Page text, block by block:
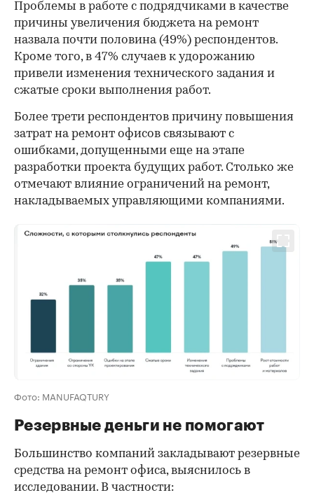
00:00
Проблемы в работе с подрядчиками в качестве
причины увеличения бюджета на ремонт
назвала почти половина (49%) респондентов.
Кроме того, в 47% случаев к удорожанию
привели изменения технического задания и
сжатые сроки выполнения работ.
Более трети респондентов причину повышения
затрат на ремонт офисов связывают с
ошибками, допущенными еще на этапе
разработки проекта будущих работ. Столько же
отмечают влияние ограничений на ремонт,
накладываемых управляющими компаниями.
Фото: MANUFAQTURY
Резервные деньги не помогают
Большинство компаний закладывают резервные
средства на ремонт офиса, выяснилось в
исследовании. В частности: